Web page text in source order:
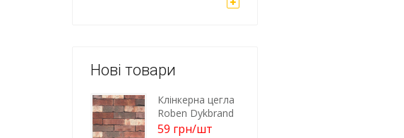
Нові товари
Клінкерна цегла
Roben Dykbrand
59 грн/шт